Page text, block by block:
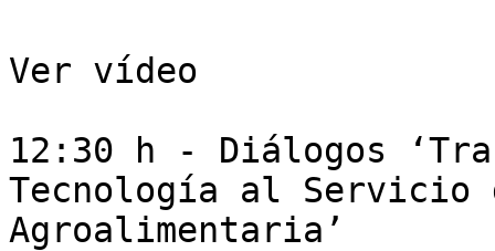
Ver vídeo
12:30 h - Diálogos
Tecnología al
Agroalimentaria’